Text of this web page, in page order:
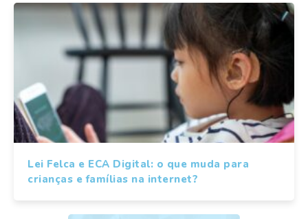
Lei Felca e ECA Digital: o que muda para
crianças e famílias na internet?